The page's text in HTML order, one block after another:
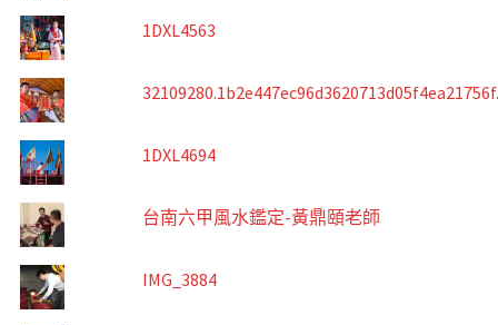
1DXL4563
1DXL4694
台南六甲風水鑑定-黃鼎頤老師
IMG_3884